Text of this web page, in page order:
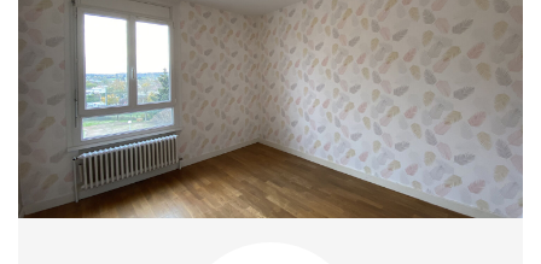
Ce bien est soumis à un diagnostic ERP (État des Risques et
Pollutions). Pour en savoir plus, rendez-vous sur
https://www.georisques.gouv.fr/
Partager :